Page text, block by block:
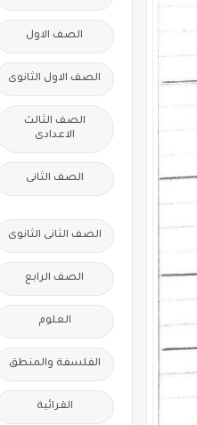
الصف الاول
الصف الاول الثانوى
الصف الثالث
الاعدادى
الصف الثانى
الصف الثانى الثانوى
الصف الرابع
العلوم
الفلسفة والمنطق
القرائية